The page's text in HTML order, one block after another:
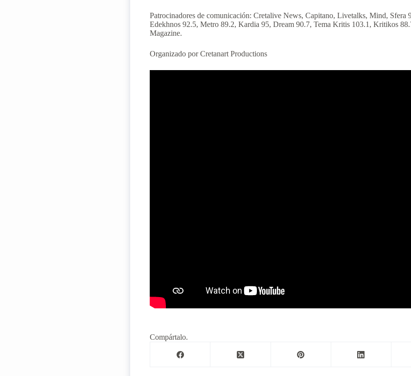
Patrocinadores de comunicación: Cretalive News, Capitano, Livetalks, Mind,
Edekhnos 92.5, Metro 89.2, Kardia 95, Dream 90.7, Tema Kritis 103.1, Kritikos
Magazine.
Organizado por Cretanart Productions
Compártalo.